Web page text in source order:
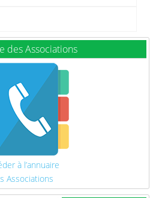
des Associations
à l’annuaire
Associations